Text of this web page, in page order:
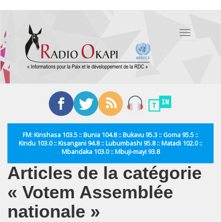
contenu
principal
Toggle
FM: Kinshasa 103.5 :: Bunia 104.8 :: Bukavu 95.3 :: Goma 95.5 ::
Kindu 103.0 :: Kisangani 94.8 :: Lubumbashi 95.8 :: Matadi 102.0 ::
Mbandaka 103.0 :: Mbuji-mayi 93.8
Articles de la catégorie
« Votem Assemblée
nationale »